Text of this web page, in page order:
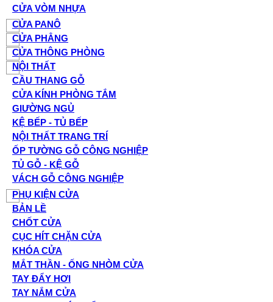
CỬA VÒM NHỰA
CỬA PANÔ
CỬA PHẲNG
CỬA THÔNG PHÒNG
NỘI THẤT
CẦU THANG GỖ
CỬA KÍNH PHÒNG TẮM
GIƯỜNG NGỦ
KỆ BẾP - TỦ BẾP
NỘI THẤT TRANG TRÍ
ỐP TƯỜNG GỖ CÔNG NGHIỆP
TỦ GỖ - KỆ GỖ
VÁCH GỖ CÔNG NGHIỆP
PHỤ KIỆN CỬA
BẢN LỀ
CHỐT CỬA
CỤC HÍT CHẶN CỬA
KHÓA CỬA
MẮT THẦN - ỐNG NHÒM CỬA
TAY ĐẨY HƠI
TAY NẮM CỬA